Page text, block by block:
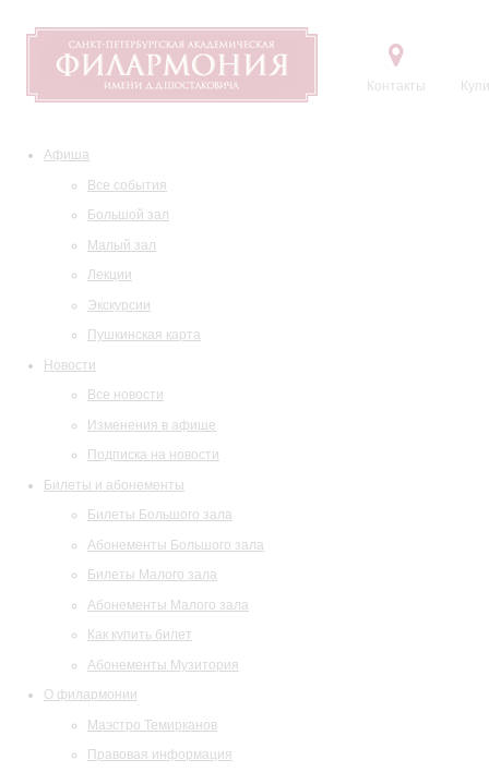
Контакты
Афиша
Все события
Большой зал
Малый зал
Лекции
Экскурсии
Пушкинская карта
Новости
Все новости
Изменения в афише
Подписка на новости
Билеты и абонементы
Билеты Большого зала
Абонементы Большого зала
Билеты Малого зала
Абонементы Малого зала
Как купить билет
Абонементы Музитория
О филармонии
Маэстро Темирканов
Правовая информация